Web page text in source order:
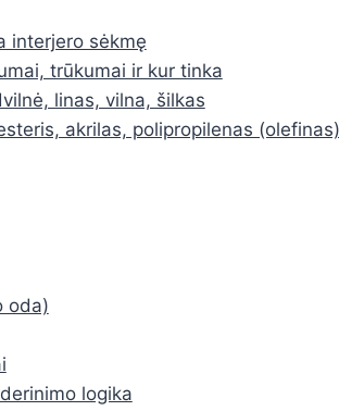
interjero sėkmę
trūkumai ir kur tinka
linas, vilna, šilkas
akrilas, polipropilenas (olefinas)
oda)
logika